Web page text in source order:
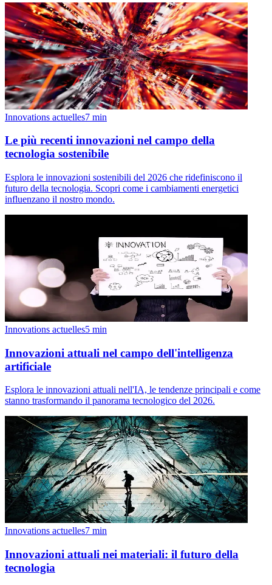
Innovations actuelles7 min
Le più recenti innovazioni nel campo della
tecnologia sostenibile
Esplora le innovazioni sostenibili del 2026 che ridefiniscono il
futuro della tecnologia. Scopri come i cambiamenti energetici
influenzano il nostro mondo.
Innovations actuelles5 min
Innovazioni attuali nel campo dell'intelligenza
artificiale
Esplora le innovazioni attuali nell'IA, le tendenze principali e come
stanno trasformando il panorama tecnologico del 2026.
Innovations actuelles7 min
Innovazioni attuali nei materiali: il futuro della
tecnologia